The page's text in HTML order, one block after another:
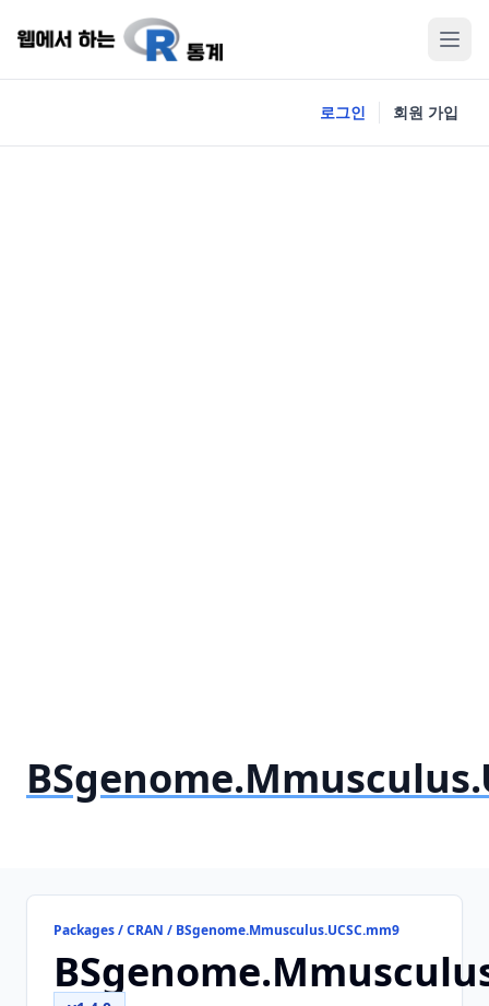
로그인 회원 가입
Packages / CRAN / BSgenome.Mmusculus.UCSC.mm9